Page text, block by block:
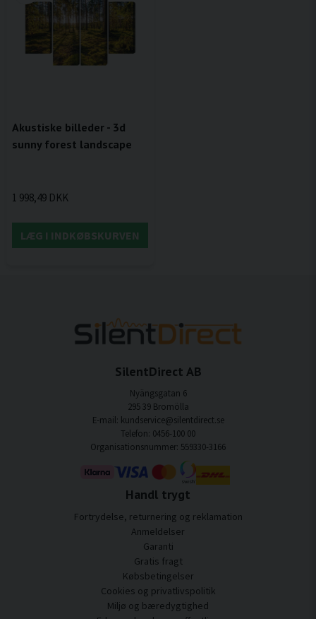
Akustiske billeder - 3d
sunny forest landscape
1 998,49 DKK
LÆG I INDKØBSKURVEN
SilentDirect AB
Nyängsgatan 6
295 39 Bromölla
E-mail: kundservice@silentdirect.se
Telefon: 0456-100 00
Organisationsnummer: 559330-3166
Handl trygt
Fortrydelse, returnering og reklamation
Anmeldelser
Garanti
Gratis fragt
Købsbetingelser
Cookies og privatlivspolitik
Miljø og bæredygtighed